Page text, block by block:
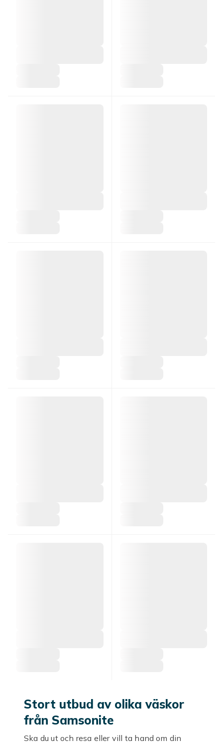
Stort utbud av olika väskor
från Samsonite
Ska du ut och resa eller vill ta hand om din